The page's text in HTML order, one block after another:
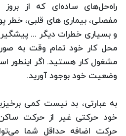
راه‌حل‌های ساده‌ای که از
مفصلی، بیماری های قلبی، خطر
و بسیاری خطرات دیگر ...
محل کار خود تمام وقت به
مشغول کار هستید. اگر اینطور
وضعیت خود بوجود آورید.
به عبارتی، بد نیست کمی
خود حرکتی غیر از حرکت
حرکت اضافه حداقل شما